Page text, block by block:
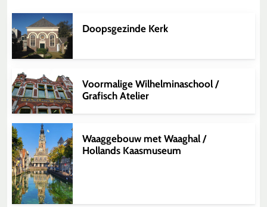
Doopsgezinde Kerk
Voormalige Wilhelminaschool /
Grafisch Atelier
Waaggebouw met Waaghal /
Hollands Kaasmuseum